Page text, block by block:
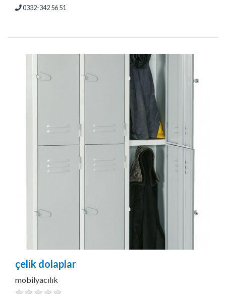
0332-342 56 51
çelik dolaplar
mobilyacılık